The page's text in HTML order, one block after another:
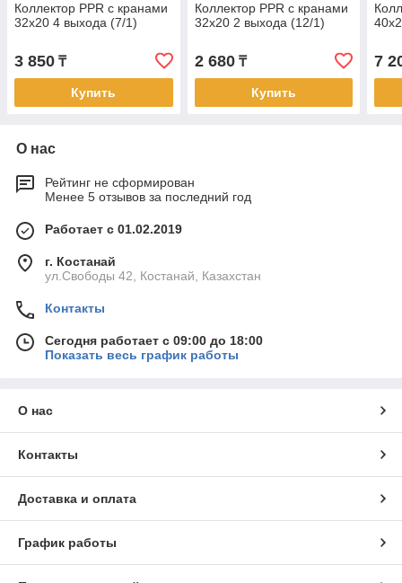
Коллектор PPR с кранами
32х20 4 выхода (7/1)
3 850 ₸
Купить
Коллектор PPR с кранами
32х20 2 выхода (12/1)
2 680₸
Купить
7
О нас
Рейтинг не сформирован
Менее 5 отзывов за последний год
Работает с 01.02.2019
г. Костанай
ул.Свободы 42, Костанай, Казахстан
Контакты
Сегодня работает с 09:00 до 18:00
Показать весь график работы
О нас
Контакты
Доставка и оплата
График работы